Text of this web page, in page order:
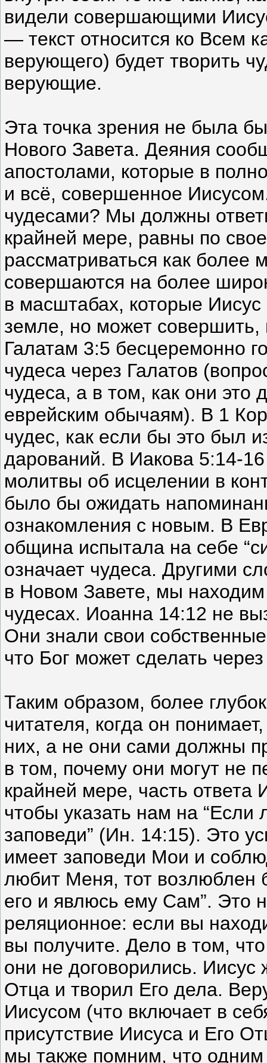
видели совершающими
— текст относится ко Всем
верующего) будет творить
верующие.
Эта точка зрения не была
Нового Завета. Деяния
апостолами, которые в
и всё, совершенное
чудесами? Мы должны
крайней мере, равны по
рассматриваться как
совершаются на более
в масштабах, которые
земле, но может
Галатам 3:5 бесцеремонно
чудеса через Галатов
чудеса, а в том, как они это
еврейским обычаям). В 1
чудес, как если бы это был
дарований. В Иакова 5:14-
молитвы об исцелении в
было бы ожидать
ознакомления с новым. В
община испытала на себе
означает чудеса. Другими
в Новом Завете, мы
чудесах. Иоанна 14:12 не
Они знали свои
что Бог может сделать
Таким образом, более
читателя, когда он
них, а не они сами должны
в том, почему они могут не
крайней мере, часть ответа
чтобы указать нам на
заповеди” (Ин. 14:15). Это
имеет заповеди Мои и
любит Меня, тот
его и явлюсь ему Сам”. Это
реляционное: если вы
вы получите. Дело в том,
они не договорились.
Отца и творил Его дела.
Иисусом (что включает в
присутствие Иисуса и Его
мы также помним, что одним